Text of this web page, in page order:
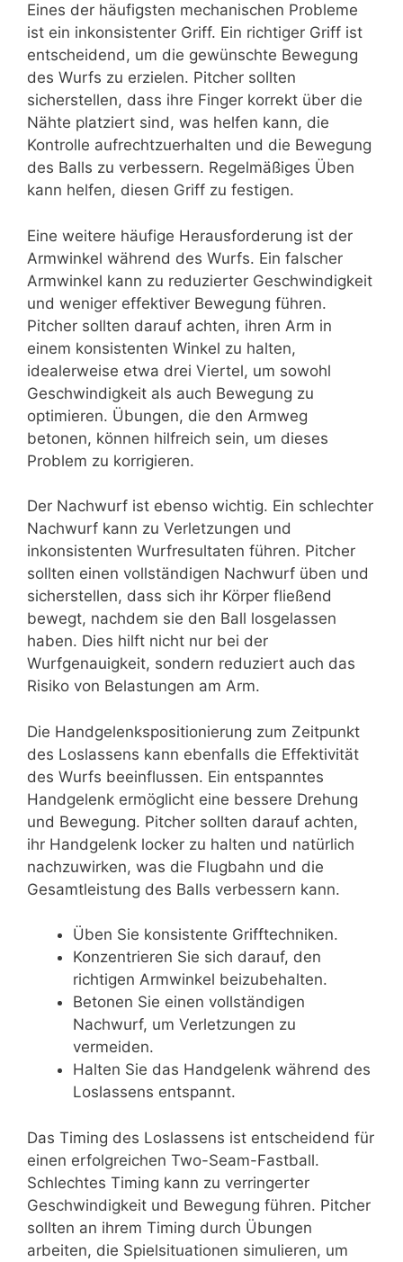
Eines der häufigsten mechanischen Probleme
ist ein inkonsistenter Griff. Ein richtiger Griff ist
entscheidend, um die gewünschte Bewegung
des Wurfs zu erzielen. Pitcher sollten
sicherstellen, dass ihre Finger korrekt über die
Nähte platziert sind, was helfen kann, die
Kontrolle aufrechtzuerhalten und die Bewegung
des Balls zu verbessern. Regelmäßiges Üben
kann helfen, diesen Griff zu festigen.
Eine weitere häufige Herausforderung ist der
Armwinkel während des Wurfs. Ein falscher
Armwinkel kann zu reduzierter Geschwindigkeit
und weniger effektiver Bewegung führen.
Pitcher sollten darauf achten, ihren Arm in
einem konsistenten Winkel zu halten,
idealerweise etwa drei Viertel, um sowohl
Geschwindigkeit als auch Bewegung zu
optimieren. Übungen, die den Armweg
betonen, können hilfreich sein, um dieses
Problem zu korrigieren.
Der Nachwurf ist ebenso wichtig. Ein schlechter
Nachwurf kann zu Verletzungen und
inkonsistenten Wurfresultaten führen. Pitcher
sollten einen vollständigen Nachwurf üben und
sicherstellen, dass sich ihr Körper fließend
bewegt, nachdem sie den Ball losgelassen
haben. Dies hilft nicht nur bei der
Wurfgenauigkeit, sondern reduziert auch das
Risiko von Belastungen am Arm.
Die Handgelenkspositionierung zum Zeitpunkt
des Loslassens kann ebenfalls die Effektivität
des Wurfs beeinflussen. Ein entspanntes
Handgelenk ermöglicht eine bessere Drehung
und Bewegung. Pitcher sollten darauf achten,
ihr Handgelenk locker zu halten und natürlich
nachzuwirken, was die Flugbahn und die
Gesamtleistung des Balls verbessern kann.
Üben Sie konsistente Grifftechniken.
Konzentrieren Sie sich darauf, den
richtigen Armwinkel beizubehalten.
Betonen Sie einen vollständigen
Nachwurf, um Verletzungen zu
vermeiden.
Halten Sie das Handgelenk während des
Loslassens entspannt.
Das Timing des Loslassens ist entscheidend für
einen erfolgreichen Two-Seam-Fastball.
Schlechtes Timing kann zu verringerter
Geschwindigkeit und Bewegung führen. Pitcher
sollten an ihrem Timing durch Übungen
arbeiten, die Spielsituationen simulieren, um